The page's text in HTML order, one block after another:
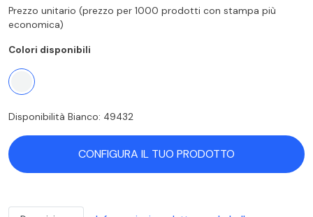
Prezzo unitario (prezzo per 1000 prodotti con stampa più
economica)
Colori disponibili
Disponibilità Bianco: 49432
CONFIGURA IL TUO PRODOTTO